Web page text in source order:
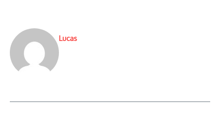
Lucas